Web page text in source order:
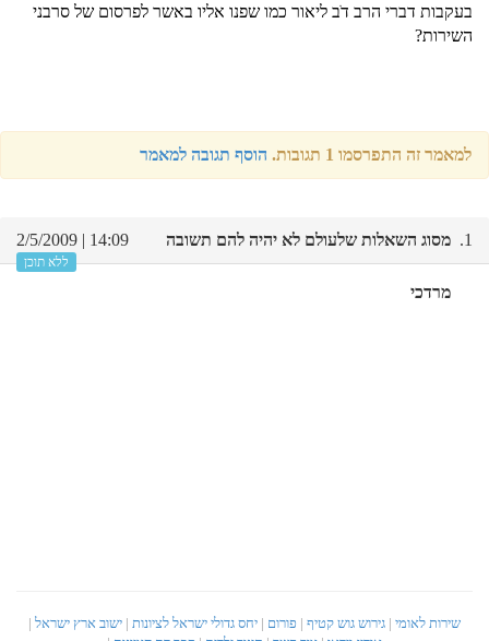
בעקבות דברי הרב דֹב ליאור כמו שפנו אליו באשר לפרסום של סרבני
השירות?
למאמר זה התפרסמו 1 תגובות. הוסף תגובה למאמר
1. מסוג השאלות שלעולם לא יהיה להם תשובה 14:09 | 2/5/2009
ללא תוכן
מרדכי
שירות לאומי | גירוש גוש קטיף | פורום | יחס גדולי ישראל לציונות | ישוב ארץ ישראל |